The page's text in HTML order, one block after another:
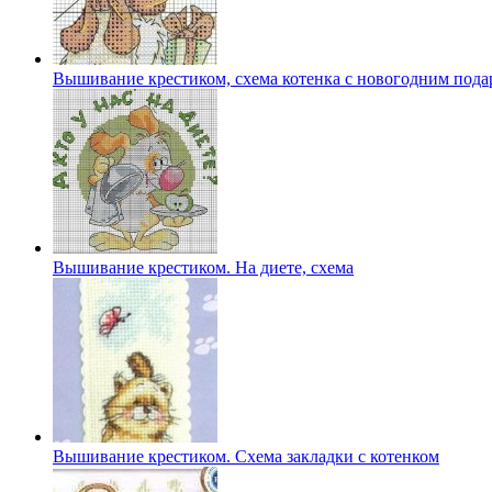
Вышивание крестиком, схема котенка с новогодним
Вышивание крестиком. На диете, схема
Вышивание крестиком. Схема закладки с котенком